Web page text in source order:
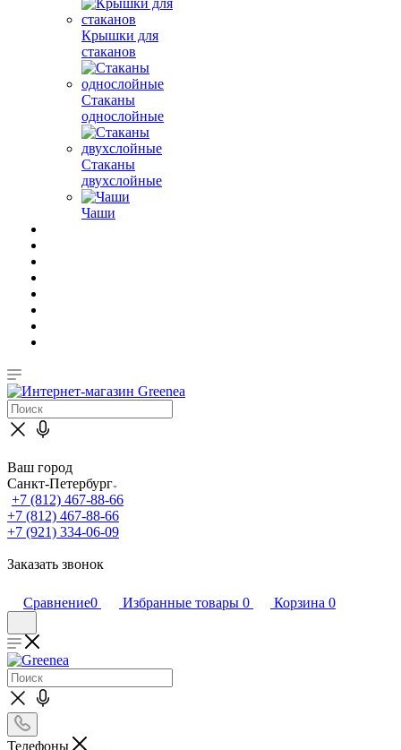
Крышки для
стаканов
Стаканы
однослойные
Стаканы
двухслойные
Чаши
Ваш город
Санкт-Петербург
+7 (812) 467-88-66
+7 (812) 467-88-66
+7 (921) 334-06-09
Заказать звонок
Сравнение0 Избранные товары 0 Корзина 0
Телефоны